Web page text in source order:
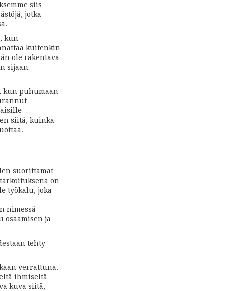
siis
jotka
kun
kuitenkin
ole rakentava
sijaan
kun puhumaan
siitä, kuinka
suorittamat
on
työkalu, joka
nimessä
osaamisen ja
tehty
verrattuna.
ihmiseltä
kuva siitä,